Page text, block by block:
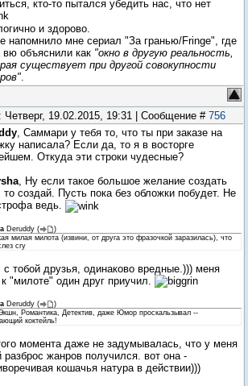
кто-то пытался убедить нас, что нет
и здорово.
напомнило мне сериал "За гранью/Fringe", где
объяснили как "окно в другую реальность,
существует при другой совокупности
.
Четверг, 19.02.2015, 19:31 | Сообщение # 756
, Саммари у тебя то, что ты при заказе на
написала? Если да, то я в восторге
Откуда эти строки чудесные?
, Ну если такое большое желание создать
то создай. Пусть пока без обложки побудет. Не
ведь.
Deruddy (
)
милая милота (извини, от друга это фразочкой заразилась), что
cry
с тобой друзья, одинаково вредные.))) меня
"милоте" один друг приучил.
Deruddy (
)
Романтика, Детектив, даже Юмор проскальзывал --
коктейль!
момента даже не задумывалась, что у меня
разброс жанров получился. вот она -
кошачья натура в действии)))